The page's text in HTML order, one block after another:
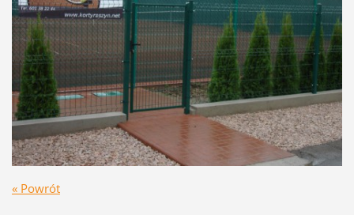
« Powrót